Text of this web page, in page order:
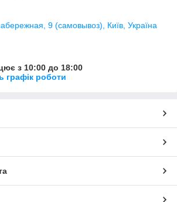
9 (самовывоз), Київ, Україна
з 10:00 до 18:00
графік роботи